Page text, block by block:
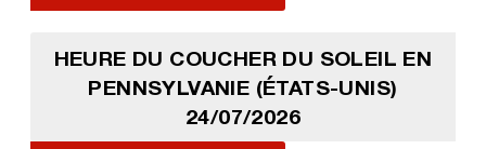
HEURE DU COUCHER DU SOLEIL EN
PENNSYLVANIE (ÉTATS-UNIS)
24/07/2026